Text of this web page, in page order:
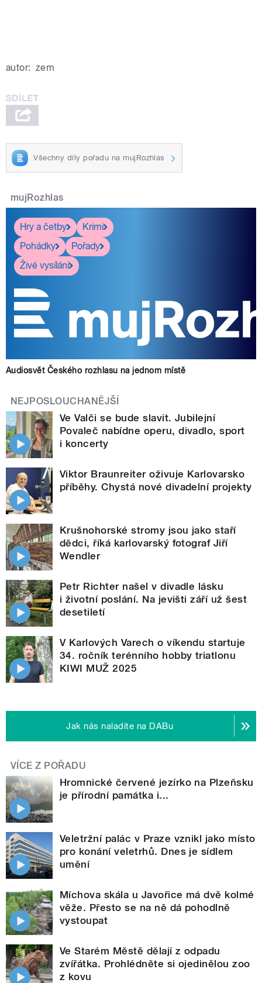
autor: zem
Všechny díly pořadu na mujRozhlas
mujRozhlas
Hry a četby
Krimi
Pohádky
Pořady
Živé vysílání
Audiosvět Českého rozhlasu na jednom místě
NEJPOSLOUCHANĚJŠÍ
Ve Valči se bude slavit. Jubilejní
Povaleč nabídne operu, divadlo, sport
i koncerty
Viktor Braunreiter oživuje Karlovarsko
příběhy. Chystá nové divadelní projekty
Krušnohorské stromy jsou jako staří
dědci, říká karlovarský fotograf Jiří
Wendler
Petr Richter našel v divadle lásku
i životní poslání. Na jevišti září už šest
desetiletí
V Karlových Varech o víkendu startuje
34. ročník terénního hobby triatlonu
KIWI MUŽ 2025
Jak nás naladíte na DABu
VÍCE Z POŘADU
Hromnické červené jezírko na Plzeňsku
je přírodní památka i...
Veletržní palác v Praze vznikl jako místo
pro konání veletrhů. Dnes je sídlem
umění
Míchova skála u Javořice má dvě kolmé
věže. Přesto se na ně dá pohodlně
vystoupat
Ve Starém Městě dělají z odpadu
zvířátka. Prohlédněte si ojedinělou zoo
z kovu